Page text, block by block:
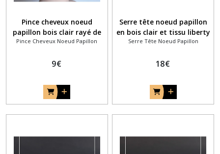
Pince cheveux noeud
papillon bois clair rayé de
noir
Pince Cheveux Noeud Papillon
9€
Serre tête noeud papillon
en bois clair et tissu liberty
anglais éloise rose
Serre Tête Noeud Papillon
18€